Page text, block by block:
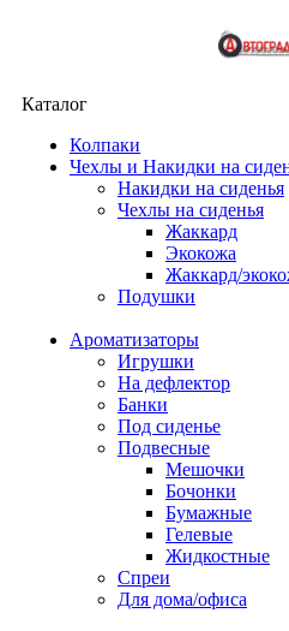
Каталог
Колпаки
Чехлы и Накидки на
Накидки на сиденья
Чехлы на сиденья
Жаккард
Экокожа
Жаккард/
Подушки
Ароматизаторы
Игрушки
На дефлектор
Банки
Под сиденье
Подвесные
Мешочки
Бочонки
Бумажные
Гелевые
Жидкостные
Спреи
Для дома/офиса